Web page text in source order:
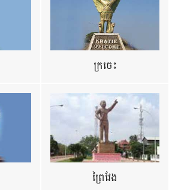
ក្រចេះ
ព្រៃវែង